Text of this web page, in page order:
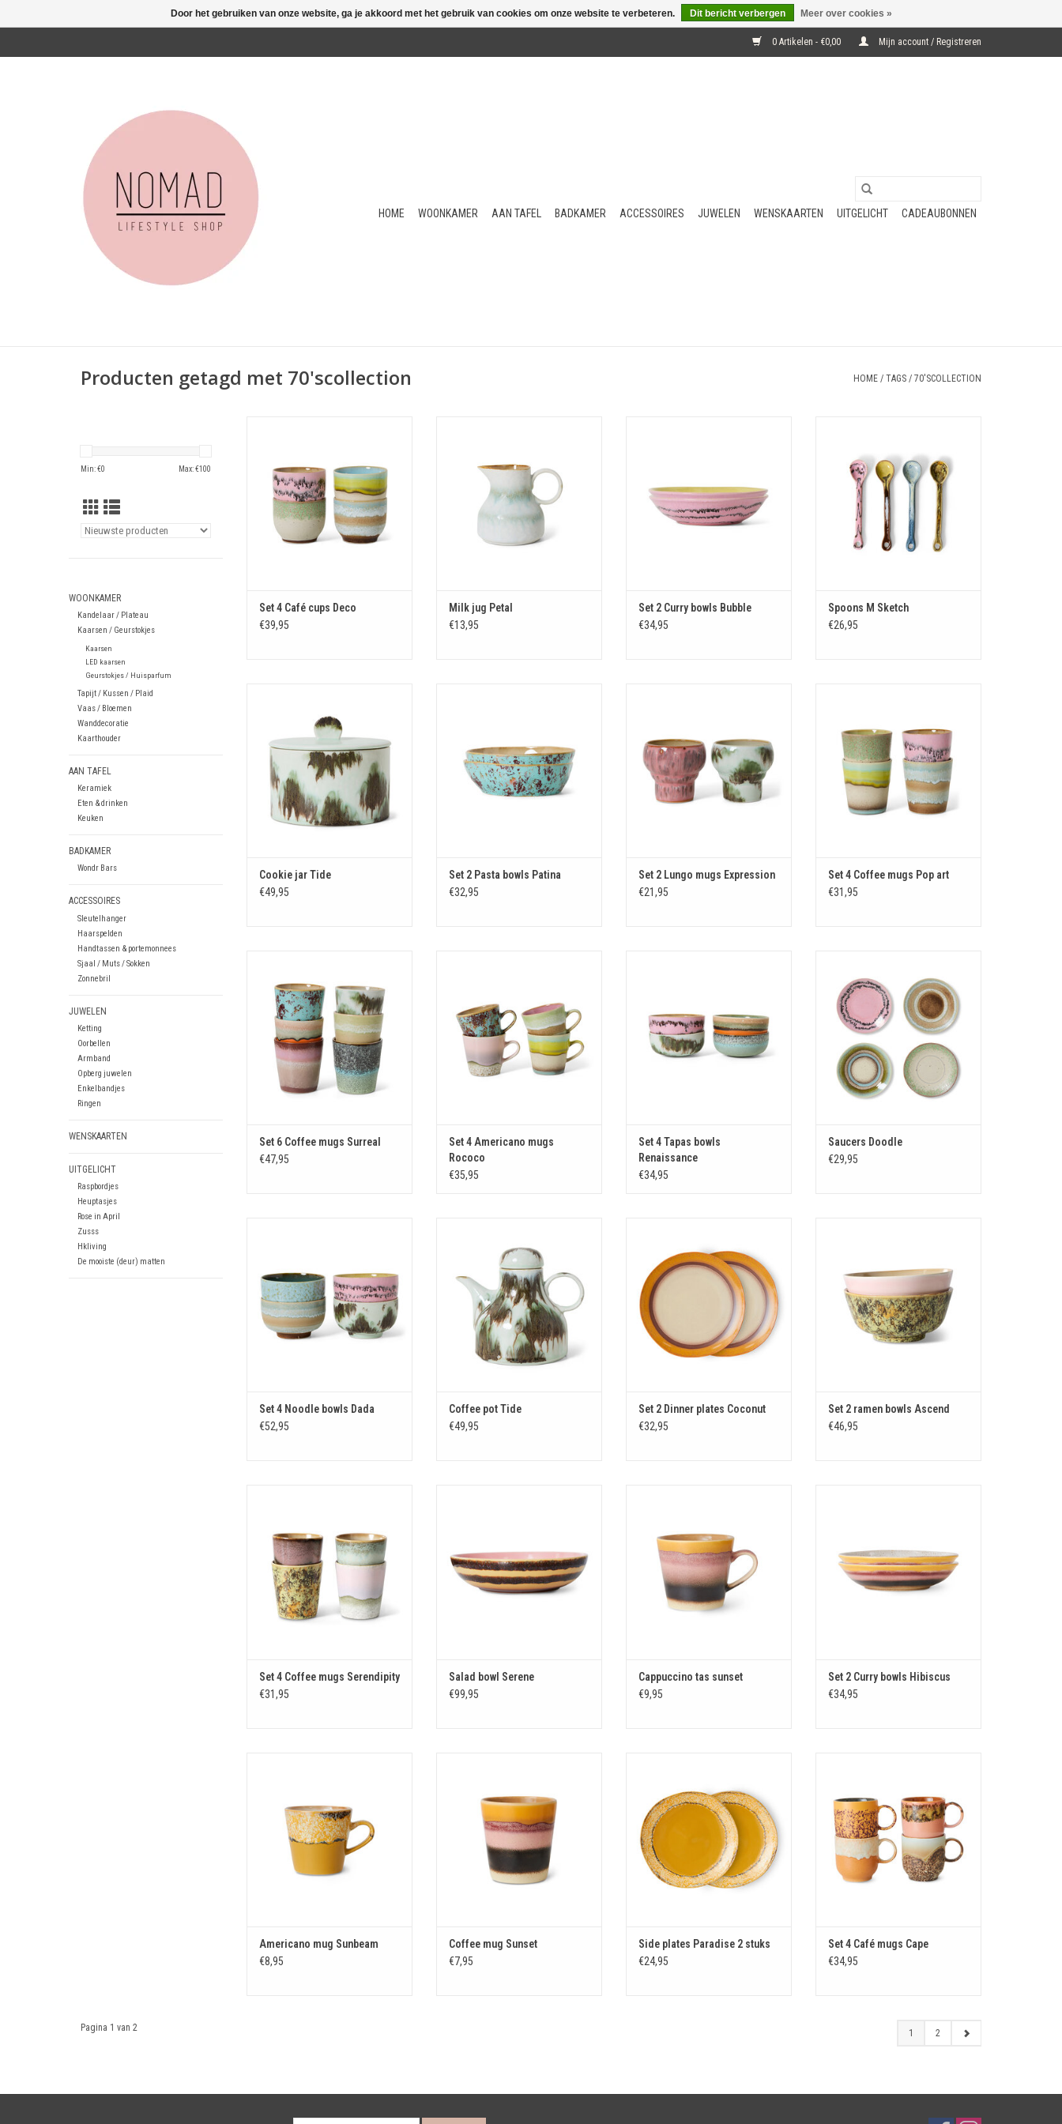
0 Artikelen - €0,00 Mijn account / Registreren
HOME WOONKAMER AAN TAFEL BADKAMER ACCESSOIRES JUWELEN WENSKAARTEN UITGELICHT CADEAUBONNEN
Producten getagd met 70'scollection HOME / TAGS / 70'SCOLLECTION
Min: €0 Max: €100
WOONKAMER
Kandelaar / Plateau
Kaarsen / Geurstokjes
Kaarsen
LED kaarsen
Geurstokjes / Huisparfum
Tapijt / Kussen / Plaid
Vaas / Bloemen
Wanddecoratie
Kaarthouder
AAN TAFEL
Keramiek
Eten & drinken
Keuken
BADKAMER
Wondr Bars
ACCESSOIRES
Sleutelhanger
Haarspelden
Handtassen & portemonnees
Sjaal / Muts / Sokken
Zonnebril
JUWELEN
Ketting
Oorbellen
Armband
Opberg juwelen
Enkelbandjes
Ringen
WENSKAARTEN
UITGELICHT
Raspbordjes
Heuptasjes
Rose in April
Zusss
Hkliving
De mooiste (deur) matten
Set 4 Café cups Deco
€39,95
Milk jug Petal
€13,95
Set 2 Curry bowls Bubble
€34,95
Spoons M Sketch
€26,95
TOEVOEGEN AAN WINKELWAGEN
Cookie jar Tide
€49,95
Set 2 Pasta bowls Patina
€32,95
Set 2 Lungo mugs Expression
€21,95
Set 4 Coffee mugs Pop art
€31,95
TOEVOEGEN AAN WINKELWAGEN
Set 6 Coffee mugs Surreal
€47,95
Set 4 Americano mugs
Rococo
€35,95
Set 4 Tapas bowls
Renaissance
€34,95
TOEVOEGEN AAN WINKELWAGEN
Saucers Doodle
€29,95
Set 4 Noodle bowls Dada
€52,95
TOEVOEGEN AAN WINKELWAGEN
Coffee pot Tide
€49,95
TOEVOEGEN AAN WINKELWAGEN
Set 2 Dinner plates Coconut
€32,95
Set 2 ramen bowls Ascend
€46,95
Set 4 Coffee mugs Serendipity
€31,95
Salad bowl Serene
€99,95
Cappuccino tas sunset
€9,95
Set 2 Curry bowls Hibiscus
€34,95
Americano mug Sunbeam
€8,95
Coffee mug Sunset
€7,95
Side plates Paradise 2 stuks
€24,95
Set 4 Café mugs Cape
€34,95
Pagina 1 van 2 1 2
Door het gebruiken van onze website, ga je akkoord met het gebruik van cookies om onze website te verbeteren. Dit bericht verbergen Meer over cookies »